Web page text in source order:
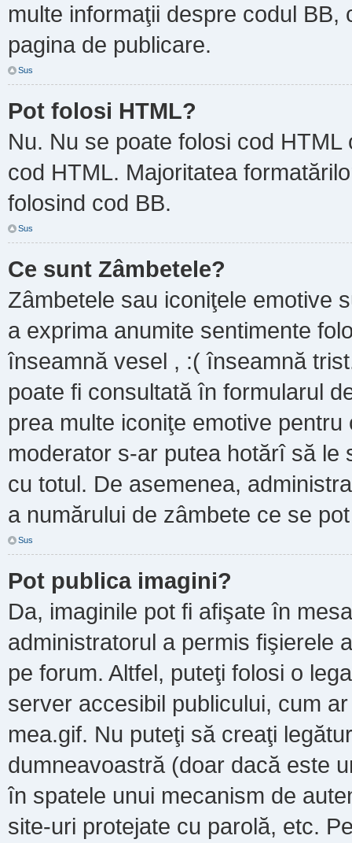
multe informaţii despre codul
pagina de publicare.
Sus
Pot folosi HTML?
Nu. Nu se poate folosi cod
cod HTML. Majoritatea
folosind cod BB.
Sus
Ce sunt Zâmbetele?
Zâmbetele sau iconiţele emotive
a exprima anumite sentimente
înseamnă vesel , :( înseamnă
poate fi consultată în formularul
prea multe iconiţe emotive
moderator s-ar putea hotărî să
cu totul. De asemenea,
a numărului de zâmbete ce se
Sus
Pot publica imagini?
Da, imaginile pot fi afişate în
administratorul a permis fişierele
pe forum. Altfel, puteţi folosi o
server accesibil publicului, cum
mea.gif. Nu puteţi să creaţi
dumneavoastră (doar dacă este
în spatele unui mecanism de
site-uri protejate cu parolă, etc.